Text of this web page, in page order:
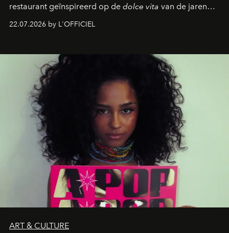
restaurant geïnspireerd op de dolce vita van de jaren
zestig, een Japanse hotspot die na zonsondergang
verandert in een bruisende ontmoetingsplek en de
neerstrijkt in Saint-Tropez. Dit zijn de nieuwe adressen
die deze zomer de toon zetten, van lange lunches tot
zwoele nachten.
22.07.2026 by L'OFFICIEL
ART & CULTURE